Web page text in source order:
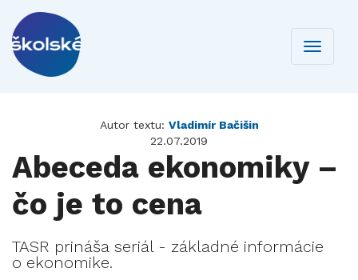
Toggle
Autor textu: Vladimír Bačišin
22.07.2019
Abeceda ekonomiky –
čo je to cena
TASR prináša seriál - základné informácie
o ekonomike.